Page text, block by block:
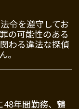
令を遵守してお
の可能性のある
わる違法な探偵
。
48年間勤務、鶴